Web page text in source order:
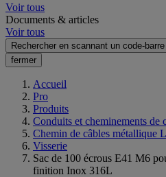
Voir tous
Documents & articles
Voir tous
Rechercher en scannant un code-barre
fermer
Accueil
Pro
Produits
Conduits et cheminements de
Chemin de câbles métallique
Visserie
Sac de 100 écrous E41 M6
finition Inox 316L